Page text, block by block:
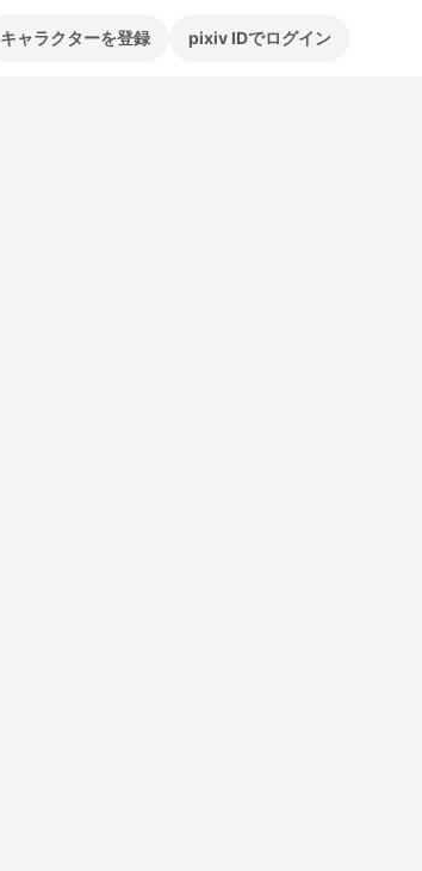
キャラクターを登録 pixiv IDでログイン